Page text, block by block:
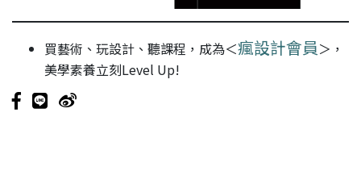
買藝術、玩設計、聽課程，成為＜瘋設計會員＞，
美學素養立刻Level Up!